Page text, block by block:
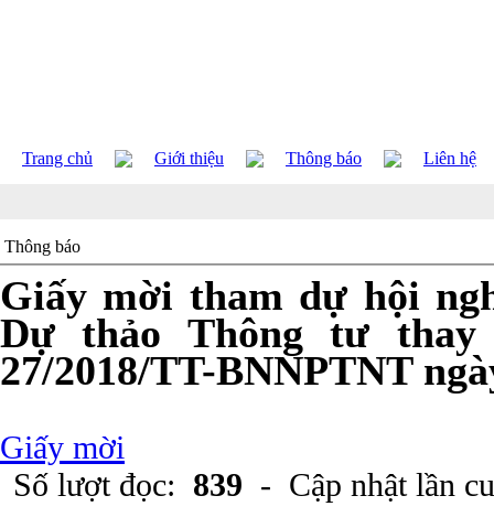
Trang chủ Giới thiệu Thông báo Liên hệ
Thông báo
Giấy mời tham dự hội
Dự thảo Thông tư
27/2018/TT-BNNPTNT
Giấy mời
Số lượt đọc: 839 - Cập nhật lần